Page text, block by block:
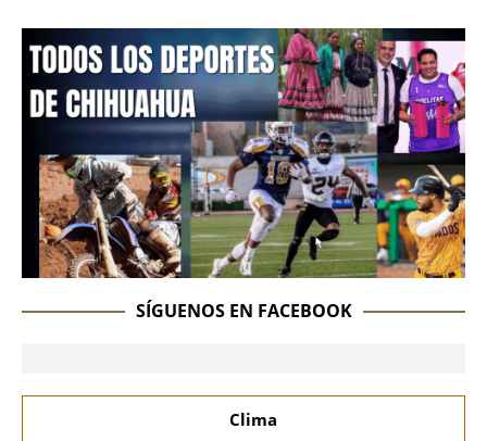
SÍGUENOS EN FACEBOOK
Clima